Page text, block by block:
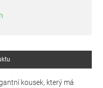
kousek, který má